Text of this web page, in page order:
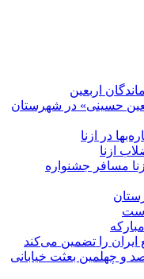
اربعین
حسینی» در شهرستان
در ازنا
ازنا
مسافر جشنواره
است
ایران را تضمین می‌کند
و چهلمین بعثت خیابانی